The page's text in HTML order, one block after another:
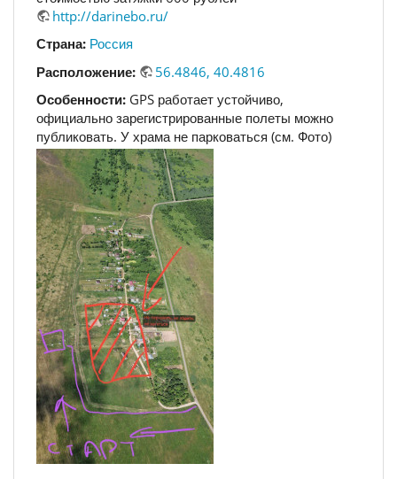
http://darinebo.ru/
Страна: Россия
Расположение:
56.4846, 40.4816
Особенности: GPS работает устойчиво,
официально зарегистрированные полеты можно
публиковать. У храма не парковаться (см. Фото)